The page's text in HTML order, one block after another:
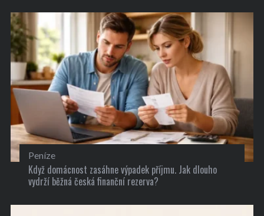
Peníze
Když domácnost zasáhne výpadek příjmu. Jak dlouho
vydrží běžná česká finanční rezerva?